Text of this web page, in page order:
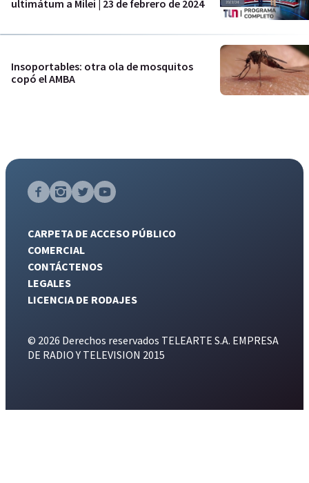
ultimátum a Milei | 23 de febrero de 2024
Insoportables: otra ola de mosquitos
copó el AMBA
CARPETA DE ACCESO PÚBLICO
COMERCIAL
CONTÁCTENOS
LEGALES
LICENCIA DE RODAJES
© 2026 Derechos reservados TELEARTE S.A. EMPRESA
DE RADIO Y TELEVISION 2015